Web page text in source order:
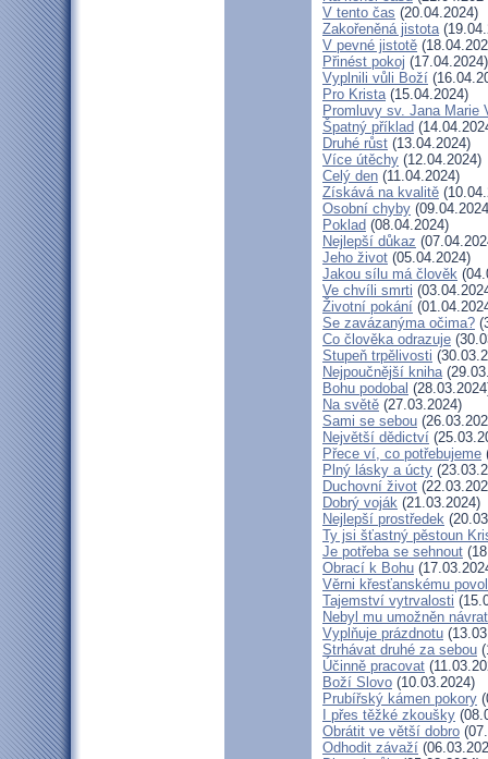
V tento čas (20.04.2024)
Zakořeněná jistota
V pevné jistotě
Přinést pokoj (17.04.2024)
Vyplnili vůli Boží
Pro Krista(15.04.2024)
Promluvy sv. Jana Marie
Špatný příklad
Druhé růst (13.04.2024)
Více útěchy (12.04.2024)
Celý den (11.04.2024)
Získává na kvalitě
Osobní chyby
Poklad (08.04.2024)
Nejlepší důkaz
Jeho život (05.04.2024)
Jakou sílu má člověk
Ve chvíli smrti
Životní pokání
Se zavázanýma očima?
Co člověka odrazuje
Stupeň trpělivosti
Nejpoučnější kniha
Bohu podobal
Na světě (27.03.2024)
Sami se sebou
Největší dědictví
Přece ví, co potřebujeme
Plný lásky a úcty
Duchovní život
Dobrý voják (21.03.2024)
Nejlepší prostředek
Ty jsi šťastný pěstoun
Je potřeba se sehnout
Obrací k Bohu
Věrni křesťanskému
Tajemství vytrvalosti
Nebyl mu umožněn návrat
Vyplňuje prázdnotu
Strhávat druhé za sebou
Účinně pracovat
Boží Slovo (10.03.2024)
Prubířský kámen pokory
I přes těžké zkoušky
Obrátit ve větší dobro
Odhodit závaží